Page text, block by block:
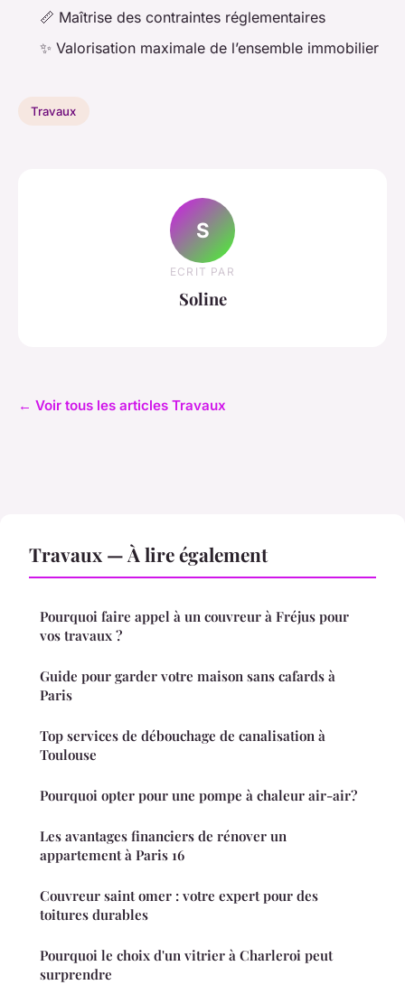
📏 Maîtrise des contraintes réglementaires
✨ Valorisation maximale de l’ensemble immobilier
Travaux
S
ECRIT PAR
Soline
← Voir tous les articles Travaux
Travaux — À lire également
Pourquoi faire appel à un couvreur à Fréjus pour
vos travaux ?
Guide pour garder votre maison sans cafards à
Paris
Top services de débouchage de canalisation à
Toulouse
Pourquoi opter pour une pompe à chaleur air-air?
Les avantages financiers de rénover un
appartement à Paris 16
Couvreur saint omer : votre expert pour des
toitures durables
Pourquoi le choix d'un vitrier à Charleroi peut
surprendre